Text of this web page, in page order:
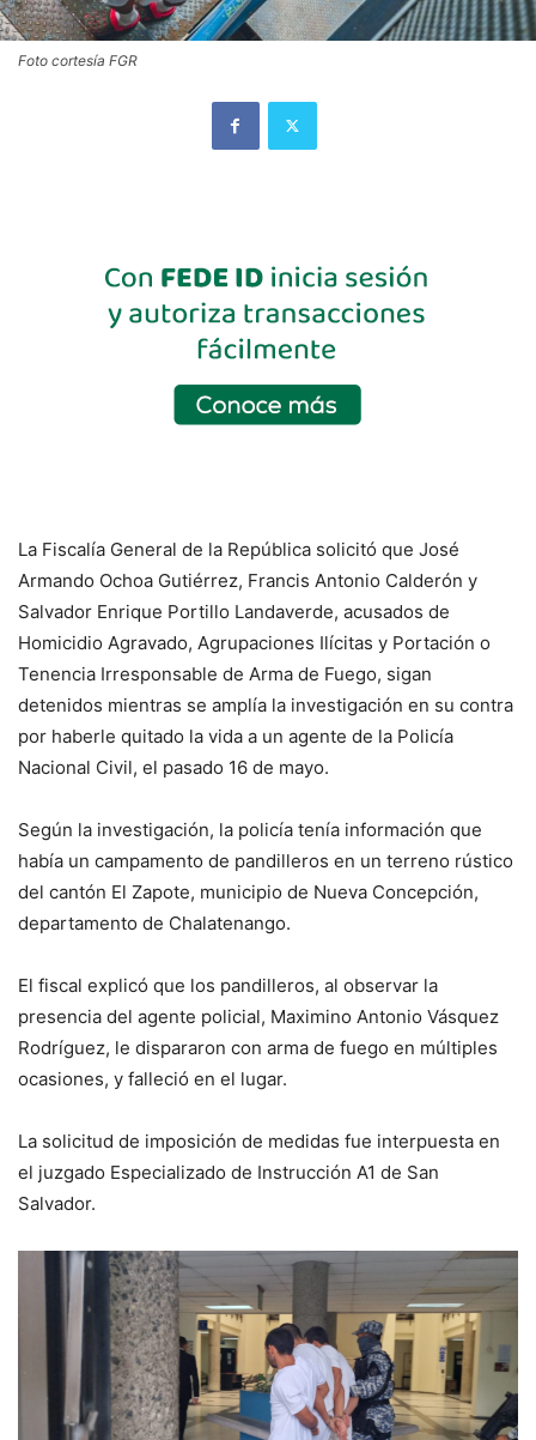
Foto cortesía FGR
La Fiscalía General de la República solicitó que José
Armando Ochoa Gutiérrez, Francis Antonio Calderón y
Salvador Enrique Portillo Landaverde, acusados de
Homicidio Agravado, Agrupaciones Ilícitas y Portación o
Tenencia Irresponsable de Arma de Fuego, sigan
detenidos mientras se amplía la investigación en su contra
por haberle quitado la vida a un agente de la Policía
Nacional Civil, el pasado 16 de mayo.
Según la investigación, la policía tenía información que
había un campamento de pandilleros en un terreno rústico
del cantón El Zapote, municipio de Nueva Concepción,
departamento de Chalatenango.
El fiscal explicó que los pandilleros, al observar la
presencia del agente policial, Maximino Antonio Vásquez
Rodríguez, le dispararon con arma de fuego en múltiples
ocasiones, y falleció en el lugar.
La solicitud de imposición de medidas fue interpuesta en
el juzgado Especializado de Instrucción A1 de San
Salvador.